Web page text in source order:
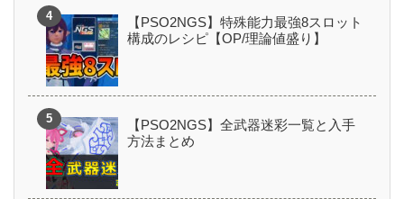
【PSO2NGS】特殊能力最強8スロット
構成のレシピ【OP/理論値盛り】
【PSO2NGS】全武器迷彩一覧と入手
方法まとめ